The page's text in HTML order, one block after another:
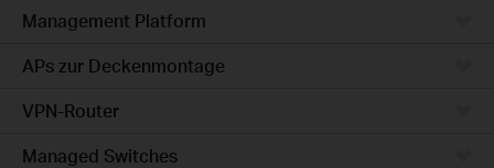
Management Platform
APs zur Deckenmontage
VPN-Router
Managed Switches